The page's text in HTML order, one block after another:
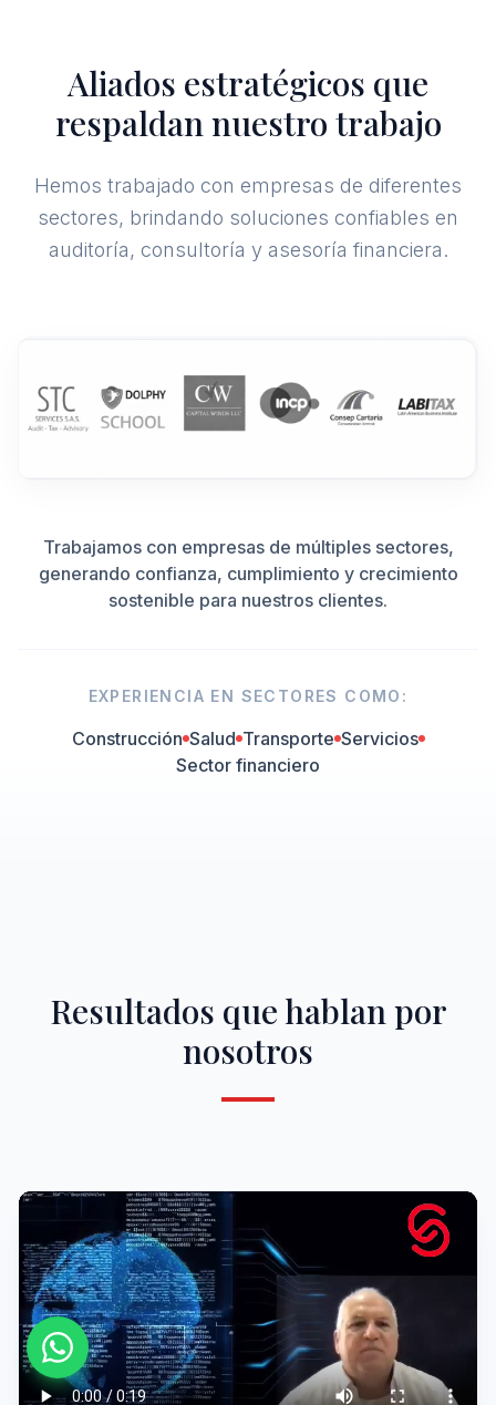
Aliados estratégicos que
respaldan nuestro trabajo
Hemos trabajado con empresas de diferentes
sectores, brindando soluciones confiables en
auditoría, consultoría y asesoría financiera.
Trabajamos con empresas de múltiples sectores,
generando confianza, cumplimiento y crecimiento
sostenible para nuestros clientes.
EXPERIENCIA EN SECTORES COMO:
Construcción Salud Transporte Servicios
Sector financiero
Resultados que hablan por
nosotros